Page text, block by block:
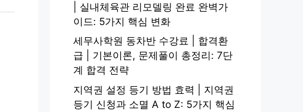
| 실내체육관 리모델링 완료 완벽가
이드: 5가지 핵심 변화
세무사학원 동차반 수강료 | 합격환
급 | 기본이론, 문제풀이 총정리: 7단
계 합격 전략
지역권 설정 등기 방법 효력 | 지역권
등기 신청과 소멸 A to Z: 5가지 핵심